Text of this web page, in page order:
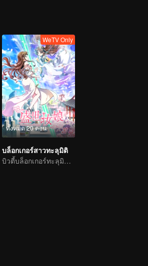
ทั้งหมด 20 ตอน
WeTV Only
บล็อกเกอร์สาวทะลุมิติ
บิวตี้บล็อกเกอร์ทะลุมิติเข้าไปยังโลกของเกม